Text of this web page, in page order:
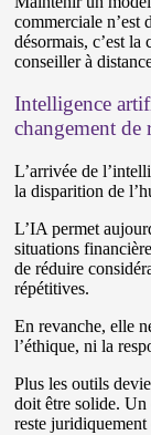
commerciale n’est
désormais, c’est la
conseiller à
Intelligence
changement de
L’arrivée de
la disparition de
L’IA permet
situations
de réduire
répétitives.
En revanche, elle
l’éthique, ni la
Plus les outils
doit être solide.
reste juridiquement